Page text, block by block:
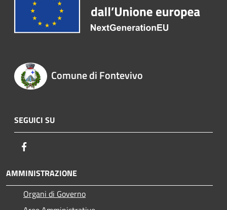
Comune di Fontevivo
SEGUICI SU
AMMINISTRAZIONE
Organi di Governo